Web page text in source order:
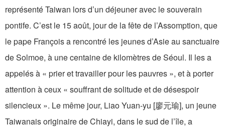
représenté Taiwan lors d’un déjeuner avec le souverain
pontife. C’est le 15 août, jour de la fête de l’Assomption, que
le pape François a rencontré les jeunes d’Asie au sanctuaire
de Solmoe, à une centaine de kilomètres de Séoul. Il les a
appelés à « prier et travailler pour les pauvres », et à porter
attention à ceux « souffrant de solitude et de désespoir
silencieux ». Le même jour, Liao Yuan-yu [廖元瑜], un jeune
Taiwanais originaire de Chiayi, dans le sud de l’île, a